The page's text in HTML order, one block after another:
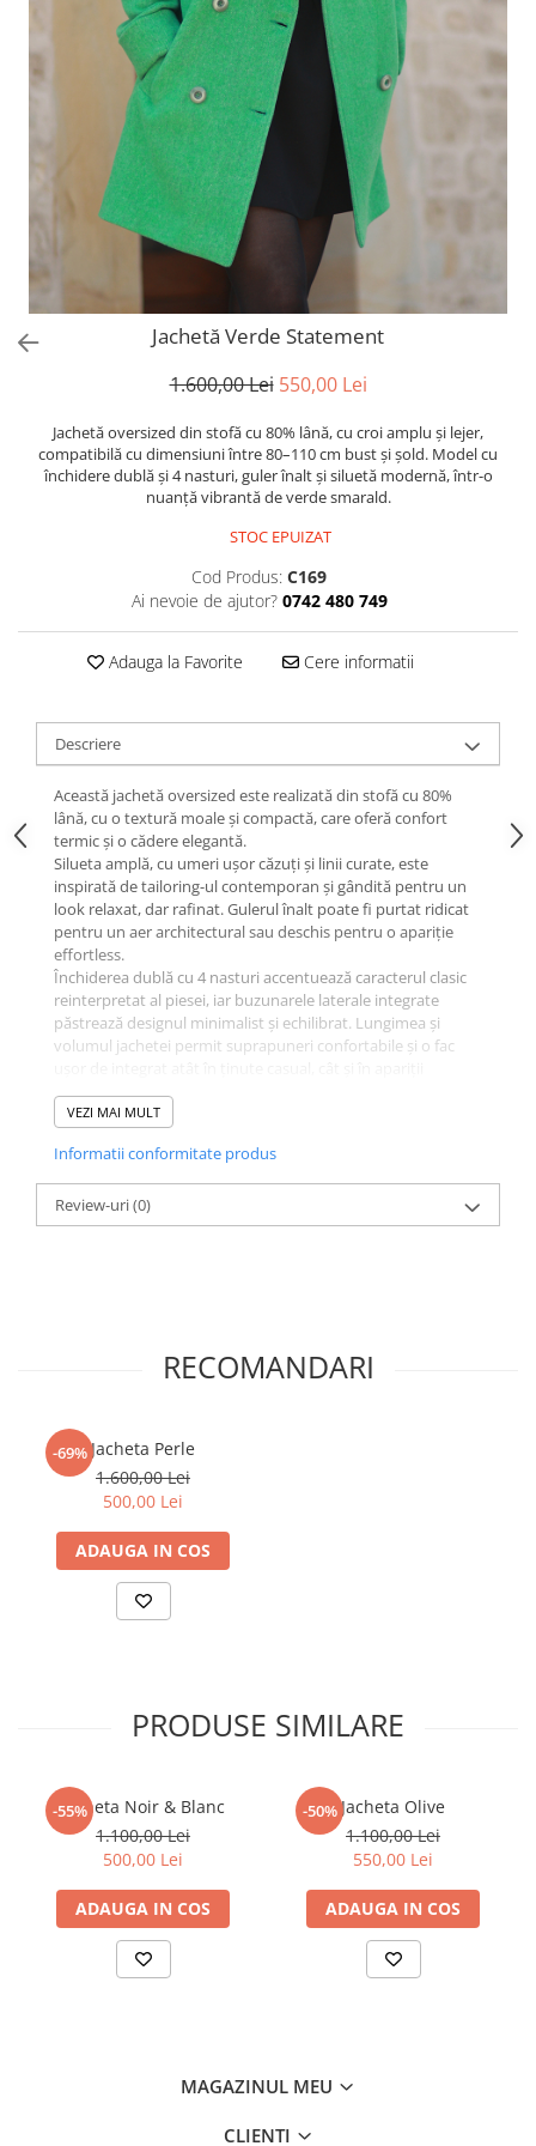
Jachetă Verde Statement
1.600,00 Lei 550,00 Lei
Jachetă oversized din stofă cu 80% lână, cu croi amplu și lejer,
compatibilă cu dimensiuni între 80–110 cm bust și șold. Model cu
închidere dublă și 4 nasturi, guler înalt și siluetă modernă, într-o
nuanță vibrantă de verde smarald.
STOC EPUIZAT
Cod Produs: C169
Ai nevoie de ajutor? 0742 480 749
Adauga la Favorite Cere informatii
Descriere
Această jachetă oversized este realizată din stofă cu 80%
lână, cu o textură moale și compactă, care oferă confort
termic și o cădere elegantă.
Silueta amplă, cu umeri ușor căzuți și linii curate, este
inspirată de tailoring-ul contemporan și gândită pentru un
look relaxat, dar rafinat. Gulerul înalt poate fi purtat ridicat
pentru un aer architectural sau deschis pentru o apariție
effortless.
Închiderea dublă cu 4 nasturi accentuează caracterul clasic
reinterpretat al piesei, iar buzunarele laterale integrate
păstrează designul minimalist și echilibrat. Lungimea și
volumul jachetei permit suprapuneri confortabile și o fac
elegante de zi. Nuanța intensă de verde smarald adaugă
personalitate și lumină garderobei de sezon, transformând
VEZI MAI MULT
Informatii conformitate produs
Review-uri(0)
RECOMANDARI
-69%Jacheta Perle
1.600,00 Lei
500,00 Lei
ADAUGA IN COS
PRODUSE SIMILARE
-55%
Jacheta Noir & Blanc
1.100,00 Lei
500,00 Lei
ADAUGA IN COS
-50%Jacheta Olive
1.100,00 Lei
550,00 Lei
ADAUGA IN COS
MAGAZINUL MEU
CLIENTI